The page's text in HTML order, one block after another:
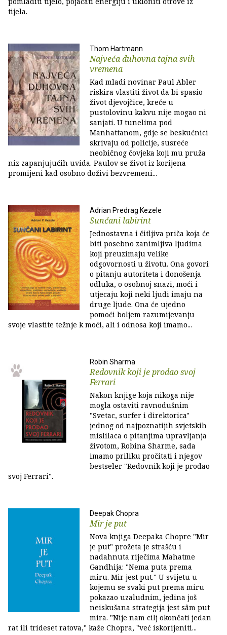
tijela.
Thom Hartmann
Najveća duhovna tajna svih
vremena
Kad mladi novinar Paul Abler
riskira vlastiti život da bi spasio
život djevojčice, kreće u
pustolovinu kakvu nije mogao ni
sanjati. U tunelima pod
Manhattanom, gdje se beskućnici
skrivaju od policije, susreće
neobičnog čovjeka koji mu pruža
niz zapanjujućih uvida. Paulov se život iz korijena
promijeni kad osobno doživi bezvremeni...
Adrian Predrag Kezele
Sunčani labirint
Jednostavna i čitljiva priča koja će
biti posebno zanimljiva ljudima
koji preuzimaju velike
odgovornosti u životu. Ona govori
o pitanju autoriteta i donošenja
odluka, o osobnoj snazi, moći i
utjecaju koji neki ljudi imaju na
druge ljude. Ona će ujedno
pomoći boljem razumijevanju
svoje vlastite težnje k moći, ali i odnosa koji imamo...
Robin Sharma
Redovnik koji je prodao svoj
Ferrari
Nakon knjige koja nikoga nije
mogla ostaviti ravnodušnim
"Svetac, surfer i direktorica"
jednog od najpoznatijih svjetskih
mislilaca o pitanjima upravljanja
životom, Robina Sharme, sada
imamo priliku pročitati i njegov
bestseler "Redovnik koji je prodao
svoj Ferrari".
Deepak Chopra
Mir je put
Nova knjiga Deepaka Chopre "Mir
je put" prožeta je strašću i
nadahnuta riječima Mahatme
Gandhija: "Nema puta prema
miru. Mir jest put." U svijetu u
kojemu se svaki put prema miru
pokazao uzaludnim, jedina još
neiskušana strategija jest sâm put
mira. "Nije nam cilj okončati jedan
rat ili trideset ratova," kaže Chopra, "već iskorijeniti...